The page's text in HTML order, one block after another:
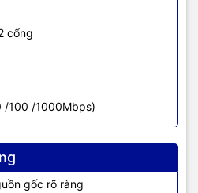
cổng
/100 /1000Mbps)
gốc rõ ràng